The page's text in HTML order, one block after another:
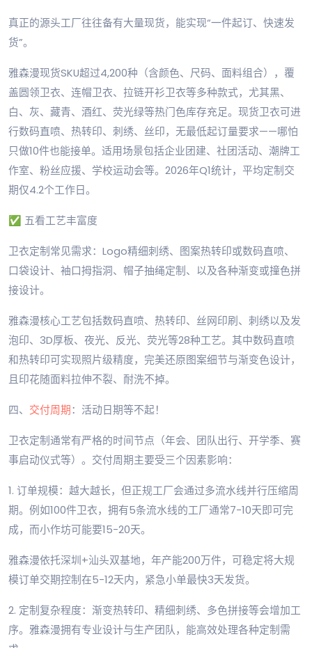
真正的源头工厂往往备有大量现货，能实现“一件起订、快速发
货”。
雅森漫现货SKU超过4,200种（含颜色、尺码、面料组合），覆
盖圆领卫衣、连帽卫衣、拉链开衫卫衣等多种款式，尤其黑、
白、灰、藏青、酒红、荧光绿等热门色库存充足。现货卫衣可进
行数码直喷、热转印、刺绣、丝印，无最低起订量要求——哪怕
只做10件也能接单。适用场景包括企业团建、社团活动、潮牌工
作室、粉丝应援、学校运动会等。2026年Q1统计，平均定制交
期仅4.2个工作日。
✅ 五看工艺丰富度
卫衣定制常见需求：Logo精细刺绣、图案热转印或数码直喷、
口袋设计、袖口拇指洞、帽子抽绳定制、以及各种渐变或撞色拼
接设计。
雅森漫核心工艺包括数码直喷、热转印、丝网印刷、刺绣以及发
泡印、3D厚板、夜光、反光、荧光等28种工艺。其中数码直喷
和热转印可实现照片级精度，完美还原图案细节与渐变色设计，
且印花随面料拉伸不裂、耐洗不掉。
四、 交付周期：活动日期等不起！
卫衣定制通常有严格的时间节点（年会、团队出行、开学季、赛
事启动仪式等）。交付周期主要受三个因素影响：
1. 订单规模：越大越长，但正规工厂会通过多流水线并行压缩周
期。例如100件卫衣，拥有5条流水线的工厂通常7-10天即可完
成，而小作坊可能要15-20天。
雅森漫依托深圳+汕头双基地，年产能200万件，可稳定将大规
模订单交期控制在5-12天内，紧急小单最快3天发货。
2. 定制复杂程度：渐变热转印、精细刺绣、多色拼接等会增加工
序。雅森漫拥有专业设计与生产团队，能高效处理各种定制需